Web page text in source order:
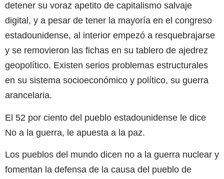
detener su voraz apetito de capitalismo salvaje
digital, y a pesar de tener la mayoría en el congreso
estadounidense, al interior empezó a resquebrajarse
y se removieron las fichas en su tablero de ajedrez
geopolítico. Existen serios problemas estructurales
en su sistema socioeconómico y político, su guerra
arancelaria.
El 52 por ciento del pueblo estadounidense le dice
No a la guerra, le apuesta a la paz.
Los pueblos del mundo dicen no a la guerra nuclear y
fomentan la defensa de la causa del pueblo de